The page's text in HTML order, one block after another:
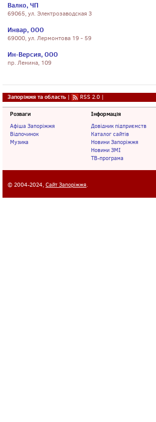
Валко, ЧП
69065, ул. Электрозаводская 3
Инвар, ООО
69000, ул. Лермонтова 19 - 59
Ин-Версия, ООО
пр. Ленина, 109
Запоріжжя та область | RSS 2.0 |
Розваги
Афіша Запоріжжя
Відпочинок
Музика
Інформація
Довідник підприємств
Каталог сайтів
Новини Запоріжжя
Новини ЗМІ
ТВ-програма
© 2004-2024, Сайт Запоріжжя.